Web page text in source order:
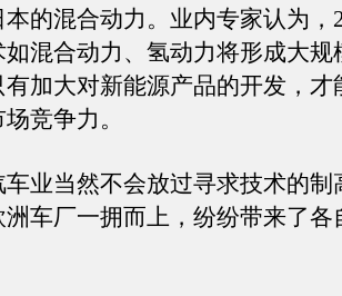
的混合动力。业内专家认为，
如混合动力、氢动力将形成大规
加大对新能源产品的开发，才
竞争力。
当然不会放过寻求技术的制
车厂一拥而上，纷纷带来了各